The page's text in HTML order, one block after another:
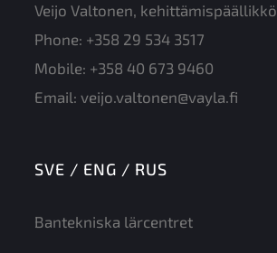
Veijo Valtonen, kehittämispäällikkö
Phone: +358 29 534 3517
Mobile: +358 40 673 9460
Email: veijo.valtonen@vayla.fi
SVE / ENG / RUS
Bantekniska lärcentret